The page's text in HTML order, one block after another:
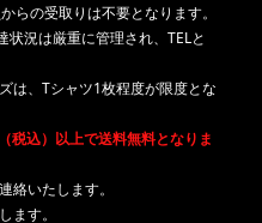
らの受取りは不要となります。
状況は厳重に管理され、TELと
は、Tシャツ1枚程度が限度とな
税込）以上で送料無料となりま
いたします。
ます。